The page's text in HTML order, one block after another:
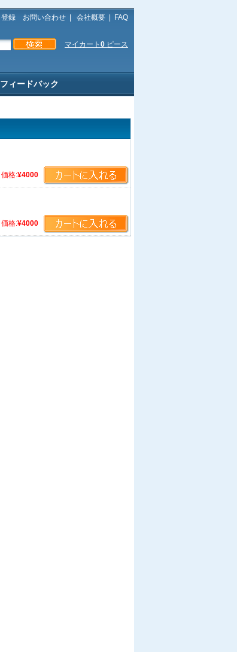
登録 お問い合わせ 会社概要 FAQ
マイカート 0 ピース
フィードバック
価格:¥4000
価格:¥4000